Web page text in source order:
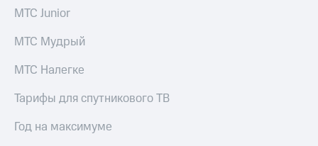
МТС Junior
МТС Мудрый
МТС Налегке
Тарифы для спутникового ТВ
Год на максимуме